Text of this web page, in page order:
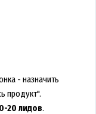
- назначить
продукт".
20 лидов.